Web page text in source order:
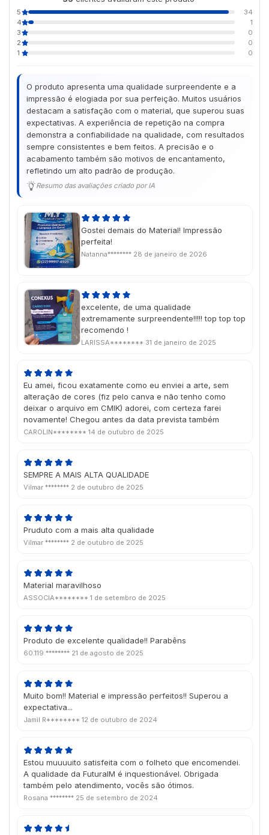
5
34
4
1
3
0
2
0
1
0
O produto apresenta uma qualidade surpreendente e a
impressão é elogiada por sua perfeição. Muitos usuários
destacam a satisfação com o material, que superou suas
expectativas. A experiência de repetição na compra
demonstra a confiabilidade na qualidade, com resultados
sempre consistentes e bem feitos. A precisão e o
acabamento também são motivos de encantamento,
refletindo um alto padrão de produção.
Resumo das avaliações criado por IA
Gostei demais do Material! Impressão
perfeita!
Natanna******** 28 de janeiro de 2026
excelente, de uma qualidade
extremamente surpreendente!!!!! top top top
recomendo !
LARISSA******** 31 de janeiro de 2025
Eu amei, ficou exatamente como eu enviei a arte, sem
alteração de cores (fiz pelo canva e não tenho como
deixar o arquivo em CMIK) adorei, com certeza farei
novamente! Chegou antes da data prevista também
CAROLIN******** 14 de outubro de 2025
SEMPRE A MAIS ALTA QUALIDADE
Vilmar ******** 2 de outubro de 2025
Pruduto com a mais alta qualidade
Vilmar ******** 2 de outubro de 2025
Material maravilhoso
ASSOCIA******** 1 de setembro de 2025
Produto de excelente qualidade!! Parabêns
60.119.******** 21 de agosto de 2025
Muito bom!! Material e impressão perfeitos!! Superou a
expectativa...
Jamil R******** 12 de outubro de 2024
Estou muuuuito satisfeita com o folheto que encomendei.
A qualidade da FuturaIM é inquestionável. Obrigada
também pelo atendimento, vocês são ótimos.
Rosana ******** 25 de setembro de 2024